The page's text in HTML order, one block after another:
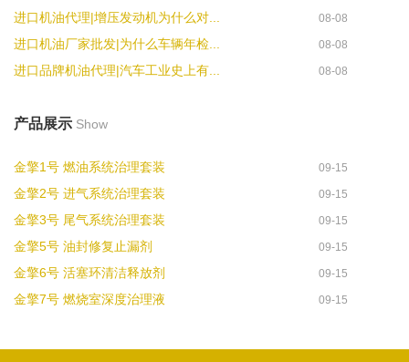
进口机油代理|增压发动机为什么对... 08-08
进口机油厂家批发|为什么车辆年检... 08-08
进口品牌机油代理|汽车工业史上有... 08-08
产品展示 Show
金擎1号 燃油系统治理套装 09-15
金擎2号 进气系统治理套装 09-15
金擎3号 尾气系统治理套装 09-15
金擎5号 油封修复止漏剂 09-15
金擎6号 活塞环清洁释放剂 09-15
金擎7号 燃烧室深度治理液 09-15